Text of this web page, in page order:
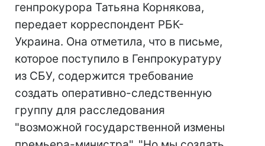
генпрокурора Татьяна Корнякова,
передает корреспондент РБК-
Украина. Она отметила, что в письме,
которое поступило в Генпрокуратуру
из СБУ, содержится требование
создать оперативно-следственную
группу для расследования
"возможной государственной измены